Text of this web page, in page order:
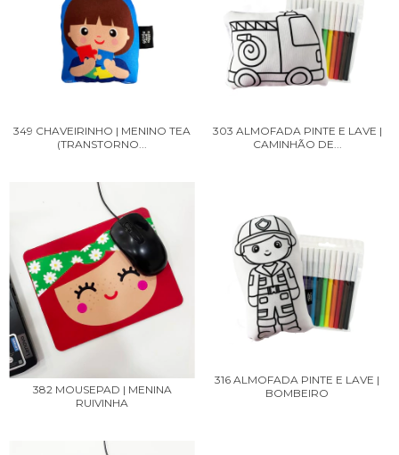
349 CHAVEIRINHO | MENINO TEA
(TRANSTORNO...
303 ALMOFADA PINTE E LAVE |
CAMINHÃO DE...
382 MOUSEPAD | MENINA
RUIVINHA
316 ALMOFADA PINTE E LAVE |
BOMBEIRO